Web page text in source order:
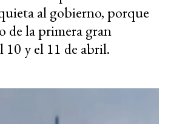
al gobierno, porque
de la primera gran
y el 11 de abril.